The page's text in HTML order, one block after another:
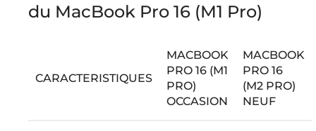
du MacBook Pro 16 (M1 Pro)
CARACTERISTIQUES
MACBOOK
PRO 16 (M1
PRO)
OCCASION
MACBOOK
PRO 16
(M2 PRO)
NEUF